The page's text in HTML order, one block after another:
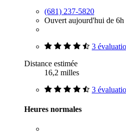
(681) 237-5820
Ouvert aujourd'hui de 6h
3
Distance estimée
16,2 milles
3
Heures normales